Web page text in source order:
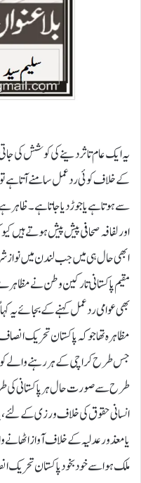
یہ ایک عام تاثر دینے کی کوشش کی
کے خلاف کوئی ردعمل سامنے آتا ہے
سے ہوتا ہے یا جوڑ دیا جاتا ہے۔ ظاہر
اور لفافہ صحافی پیش پیش ہوتے ہیں
ابھی حال ہی میں جب لندن میں نواز
مقیم پاکستانی تارکین وطن نے
مظاہرہ تھا جو کہ پاکستان تحریک
جس طرح کراچی کے ہر رہنے والے کو بائی
طرح سے صورت حال ہر پاکستانی کی
انسانی حقوق کی خلاف ورزی کے
یا معذور عدلیہ کے خلاف آواز
ملک ہو اسے خودبخود پاکستان تحریک